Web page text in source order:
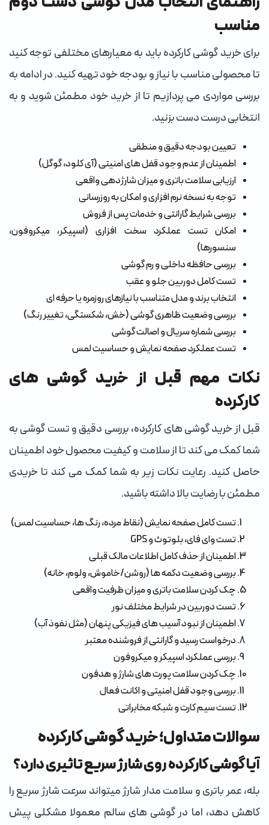
مناسب
برای خرید گوشی کارکرده باید به معیارهای مختلفی توجه کنید
تا محصولی مناسب با نیاز و بودجه خود تهیه کنید. در ادامه به
بررسی مواردی می پردازیم تا از خرید خود مطمئن شوید و به
انتخابی درست دست بزنید.
تعیین بودجه دقیق و منطقی
اطمینان از عدم وجود قفل های امنیتی (آی کلود، گوگل)
ارزیابی سلامت باتری و میزان شارژدهی واقعی
توجه به نسخه نرم افزاری و امکان به روزرسانی
بررسی شرایط گارانتی و خدمات پس از فروش
امکان تست عملکرد سخت افزاری (اسپیکر، میکروفون،
سنسورها)
بررسی حافظه داخلی و رم گوشی
تست کامل دوربین جلو و عقب
انتخاب برند و مدل متناسب با نیازهای روزمره یا حرفه ای
بررسی وضعیت ظاهری گوشی (خش، شکستگی، تغییر رنگ)
بررسی شماره سریال و اصالت گوشی
تست عملکرد صفحه نمایش و حساسیت لمس
نکات مهم قبل از خرید گوشی های
کارکرده
قبل از خرید گوشی های کارکرده، بررسی دقیق و تست گوشی به
شما کمک می کند تا از سلامت و کیفیت محصول خود اطمینان
حاصل کنید. رعایت نکات زیر به شما کمک می کند تا خریدی
مطمئن با رضایت بالا داشته باشید.
تست کامل صفحه نمایش (نقاط مرده، رنگ ها، حساسیت لمس)
تست وای فای، بلوتوث و GPS
اطمینان از حذف کامل اطلاعات مالک قبلی
بررسی وضعیت دکمه ها (روشن/خاموش، ولوم، خانه)
چک کردن سلامت باتری و میزان ظرفیت واقعی
تست دوربین در شرایط مختلف نور
اطمینان از نبود آسیب های فیزیکی پنهان (مثل نفوذ آب)
درخواست رسید و گارانتی از فروشنده معتبر
بررسی عملکرد اسپیکر و میکروفون
چک کردن سلامت پورت های شارژ و هدفون
بررسی وجود قفل امنیتی و اکانت فعال
تست سیم کارت و شبکه مخابراتی
سوالات متداول؛ خرید گوشی کارکرده
آیا گوشی کارکرده روی شارژ سریع تاثیری دارد؟
بله، عمر باتری و سلامت مدار شارژ میتواند سرعت شارژ سریع را
کاهش دهد، اما در گوشی های سالم معمولا مشکلی پیش